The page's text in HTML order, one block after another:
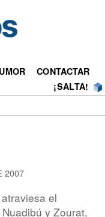
CONTACTAR
¡SALTA!
2007
atraviesa el
y Zourat,